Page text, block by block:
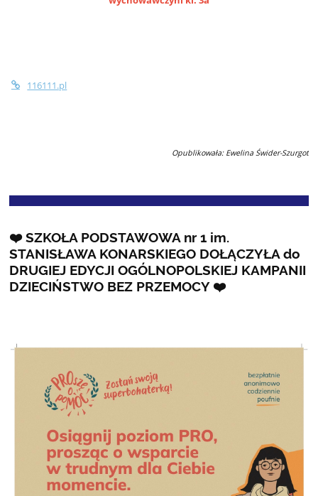
116111.pl
Opublikowała: Ewelina Świder-Szurgot
❤️ SZKOŁA PODSTAWOWA nr 1 im.
STANISŁAWA KONARSKIEGO DOŁĄCZYŁA do
DRUGIEJ EDYCJI OGÓLNOPOLSKIEJ KAMPANII
DZIECIŃSTWO BEZ PRZEMOCY ❤️